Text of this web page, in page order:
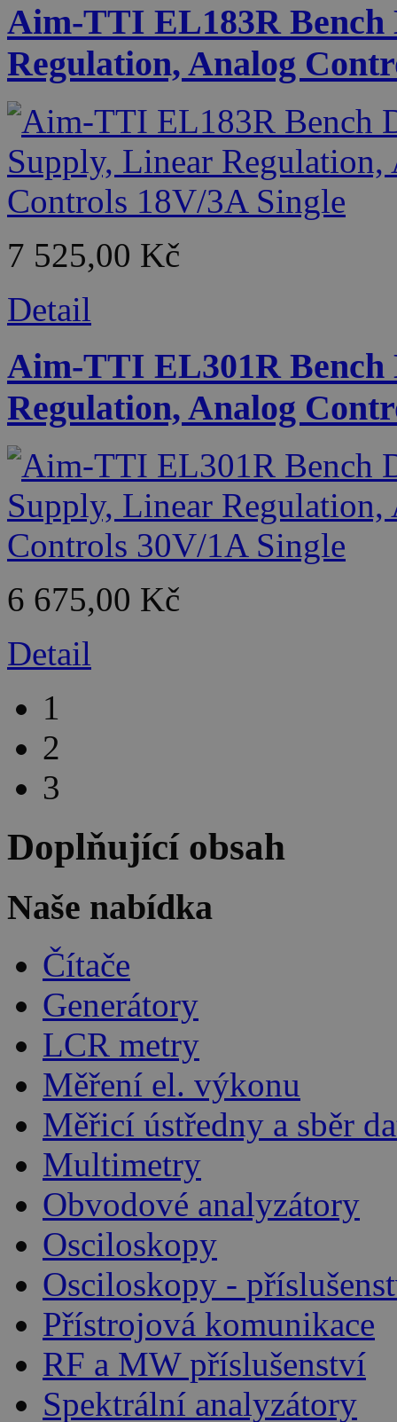
Aim-TTI EL183R Bench
Regulation, Analog
7 525,00 Kč
Detail
Aim-TTI EL301R Bench
Regulation, Analog
6 675,00 Kč
Detail
1
2
3
Doplňující obsah
Naše nabídka
Čítače
Generátory
LCR metry
Měření el. výkonu
Měřicí ústředny a sběr
Multimetry
Obvodové analyzátory
Osciloskopy
Osciloskopy -
Přístrojová komunikace
RF a MW příslušenství
Spektrální analyzátory